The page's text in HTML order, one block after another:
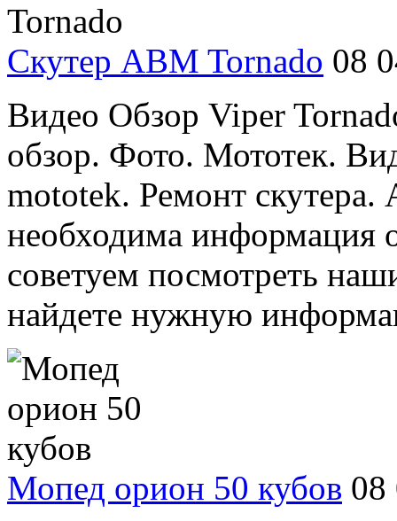
Скутер ABM Tornado 08
Видео Обзор Viper
обзор. Фото. Мототек.
mototek. Ремонт
необходима информация
советуем посмотреть
найдете нужную
Мопед орион 50 кубов 08